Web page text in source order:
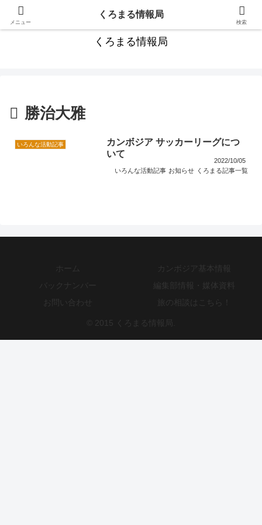
カンボジア旅行にお役立ちの情報満載！
くろまる情報局
勝治大雅
いろんな活動記事
カンボジア サッカーリーグにつ
いて
2022/10/05
いろんな活動記事 お知らせ くろまる記事一覧
ホーム
カンボジア基本情報
バックナンバー
編集部情報・媒体資料
お問い合わせ
旅の相談はこちら！
© 2015 くろまる情報局.
メニュー
くろまる情報局
検索